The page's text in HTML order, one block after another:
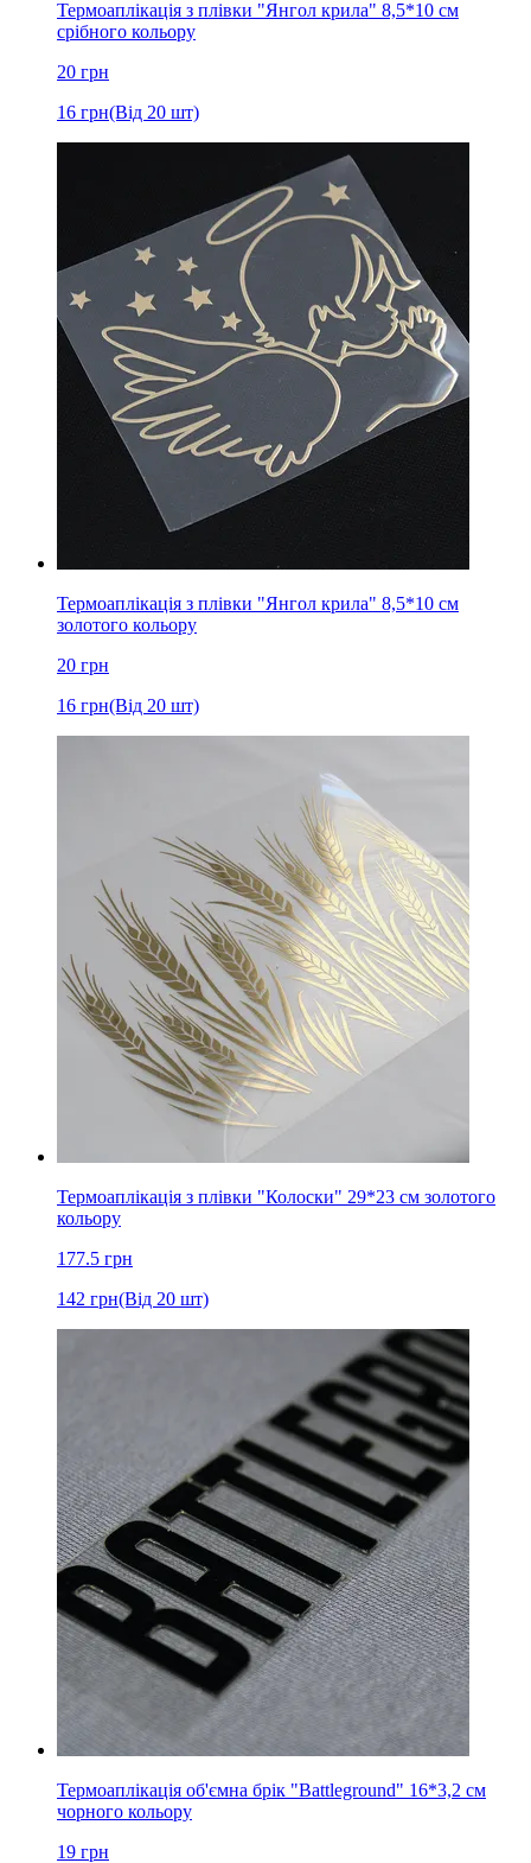
Термоаплікація з плівки "Янгол крила" 8,5*10 см
срібного кольору
20 грн
16 грн(Від 20 шт)
Термоаплікація з плівки "Янгол крила" 8,5*10 см
золотого кольору
20 грн
16 грн(Від 20 шт)
Термоаплікація з плівки "Колоски" 29*23 см золотого
кольору
177.5 грн
142 грн(Від 20 шт)
Термоаплікація об'ємна брік "Battleground" 16*3,2 см
чорного кольору
19 грн